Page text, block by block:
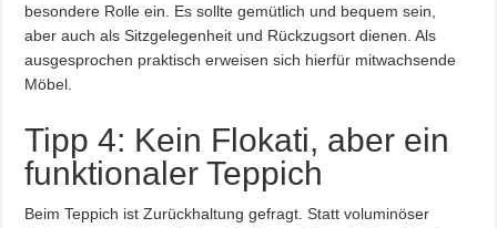
besondere Rolle ein. Es sollte gemütlich und bequem sein,
aber auch als Sitzgelegenheit und Rückzugsort dienen. Als
ausgesprochen praktisch erweisen sich hierfür mitwachsende
Möbel.
Tipp 4: Kein Flokati, aber ein
funktionaler Teppich
Beim Teppich ist Zurückhaltung gefragt. Statt voluminöser